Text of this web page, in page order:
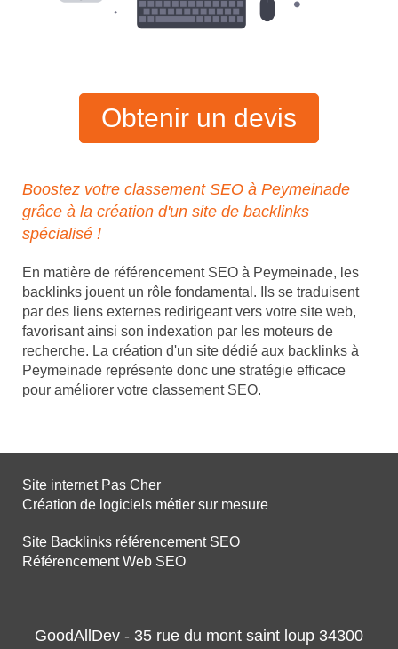
Obtenir un devis
Boostez votre classement SEO à Peymeinade
grâce à la création d'un site de backlinks
spécialisé !
En matière de référencement SEO à Peymeinade, les
backlinks jouent un rôle fondamental. Ils se traduisent
par des liens externes redirigeant vers votre site web,
favorisant ainsi son indexation par les moteurs de
recherche. La création d'un site dédié aux backlinks à
Peymeinade représente donc une stratégie efficace
pour améliorer votre classement SEO.
Site internet Pas Cher
Création de logiciels métier sur mesure
Site Backlinks référencement SEO
Référencement Web SEO
GoodAllDev - 35 rue du mont saint loup 34300